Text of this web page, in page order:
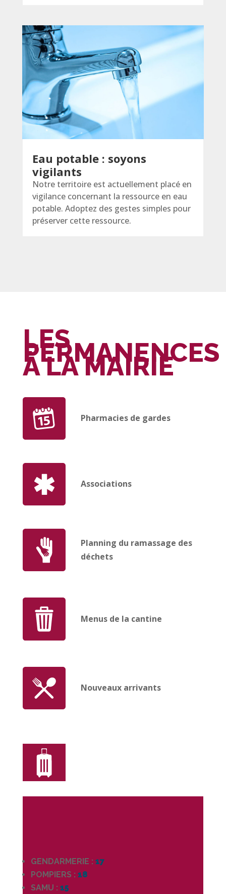
Eau potable : soyons
vigilants
Notre territoire est actuellement placé en
vigilance concernant la ressource en eau
potable. Adoptez des gestes simples pour
préserver cette ressource.
LES
PERMANENCES
À LA MAIRIE
Pharmacies de gardes
Associations
Planning du ramassage des
déchets
Menus de la cantine
Nouveaux arrivants
GENDARMERIE : 17
POMPIERS : 18
SAMU : 15